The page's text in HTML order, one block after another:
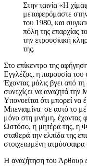
Στην ταινία «Η
μεταφερόμαστε
του 1980, και
πόλη της επαρχίας
την ετρουσκική
της.
Στο επίκεντρο της
Εγγλέζος, η παρουσία του
Έχοντας μόλις βγει από
συνεχίζει να αναζητά την
Υπονοείται ότι μπορεί να
Μπενιαμίνα σε αυτό το
μόνο στη μνήμη, έχοντας
Ωστόσο, η μητέρα της, η
σταθερά την ελπίδα της
στοιχειωμένη ατμόσφαιρα
Η αναζήτηση του Άρθουρ